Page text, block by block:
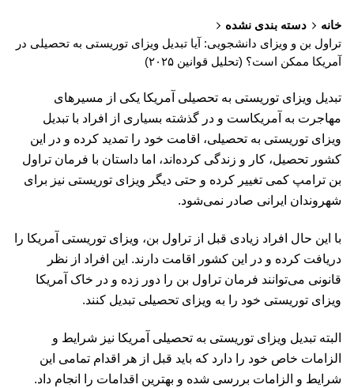
خانه
دسته بندی نشده
تراول بن و ویزای دانشجویی: آیا تبدیل ویزای توریستی به تحصیلی در
آمریکا ممکن است؟ (تحلیل قوانین ۲۰۲۵)
تبدیل ویزای توریستی به تحصیلی آمریکا یکی از مسیرهای
مهاجرت به آمریکاست و در گذشته بسیاری از افراد با تبدیل
ویزای توریستی به تحصیلی، اقامت خود را تمدید کرده و در این
کشور تحصیل، کار و زندگی کرده‌اند، اما داستان با فرمان تراول
بن ترامپ کمی تغییر کرده و حتی دیگر ویزای توریستی نیز برای
شهروندان ایرانی صادر نمی‌شود.
با این حال افراد زیادی قبل از تراول بن، ویزای توریستی آمریکا را
دریافت کرده و در این کشور اقامت دارند. این افراد از نظر
قانونی می‌توانند فرمان تراول بن را دور زده و در خاک آمریکا
ویزای توریستی خود را به ویزای تحصیلی تبدیل کنند.
البته تبدیل ویزای توریستی به تحصیلی آمریکا نیز شرایط و
الزامات خاص خود را دارد که باید قبل از هر اقدام تمامی این
شرایط و الزامات بررسی شده و بهترین اقدامات را انجام داد.